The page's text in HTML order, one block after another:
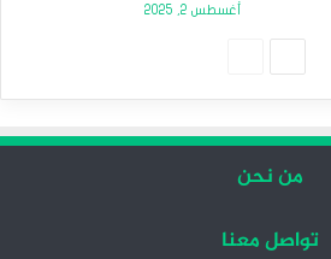
أغسطس 2, 2025
من نحن
تواصل معنا